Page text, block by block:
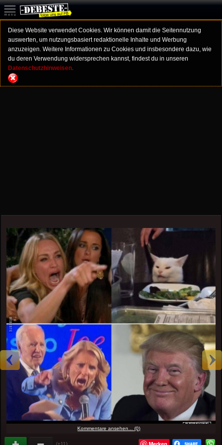
Diese Website verwendet Cookies. Wir können damit die Seitennutzung
auswerten, um nutzungsbasiert redaktionelle Inhalte und Werbung
anzuzeigen. Weitere Informationen zu Cookies und insbesondere dazu, wie
du deren Verwendung widersprechen kannst, findest du in unseren
Datenschutzhinweisen.
Kommentare ansehen... (0)